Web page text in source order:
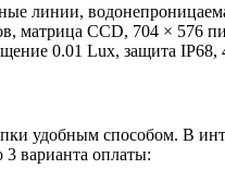
линии,
матрица CCD, 704 × 576
0.01 Lux, защита
удобным способом. В
3 варианта оплаты: